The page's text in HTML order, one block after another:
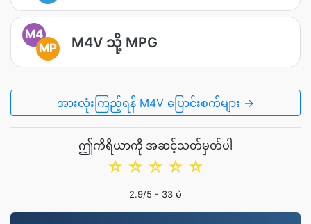
M4
MP
M4V သို့ MPG
အားလုံးကြည့်ရန် M4V ပြောင်းစက်များ →
ဤကိရိယာကို အဆင့်သတ်မှတ်ပါ
☆
☆
☆
☆
☆
2.9/5 - 33 မဲ